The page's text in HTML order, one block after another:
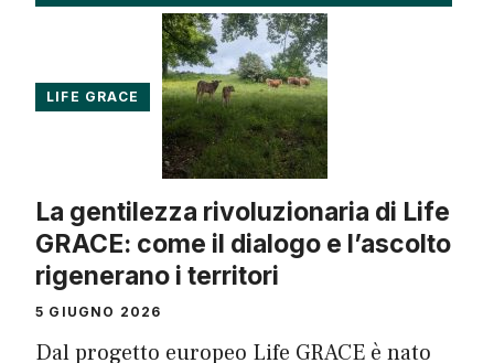
LIFE GRACE
La gentilezza rivoluzionaria di Life
GRACE: come il dialogo e l’ascolto
rigenerano i territori
5 GIUGNO 2026
Dal progetto europeo Life GRACE è nato